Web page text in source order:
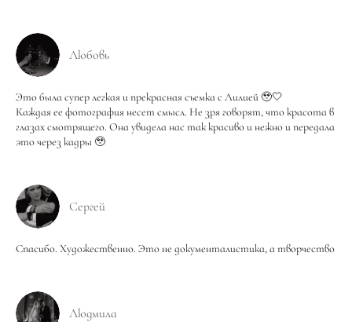
Любовь
Это была супер легкая и прекрасная съемка с Лилией 🥹🤍
Каждая ее фотография несет смысл. Не зря говорят, что красота в
глазах смотрящего. Она увидела нас так красиво и нежно и передала
это через кадры 🥹
Сергей
Спасибо. Художественно. Это не документалистика, а творчество
Людмила